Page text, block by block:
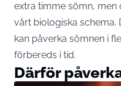
extra timme sömn, men
vårt biologiska schema.
kan påverka sömnen i
förbereds i tid.
Därför